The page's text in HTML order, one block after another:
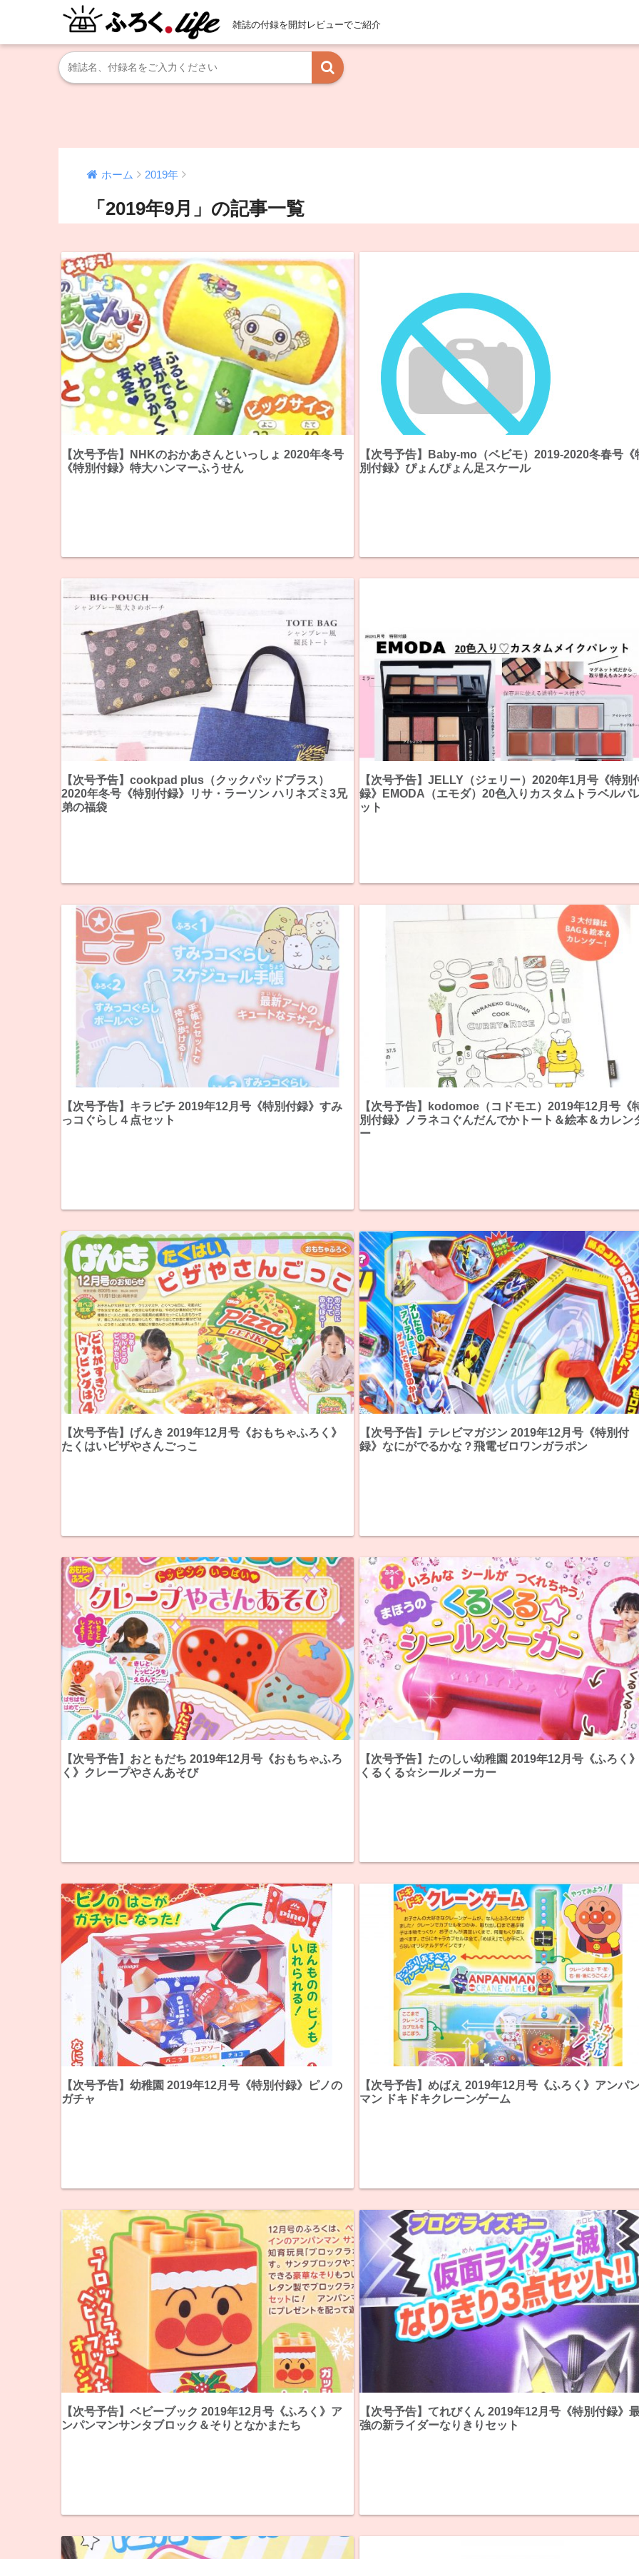
雑誌の付録を開封レビューでご紹介
ホーム 2019年
「2019年9月」の記事一覧
【次号予告】NHKのおかあさんといっしょ 2020年冬号
《特別付録》特大ハンマーふうせん
【次号予告】Baby-mo（ベビモ）2019-2020冬春号《
別付録》ぴょんぴょん足スケール
【次号予告】cookpad plus（クックパッドプラス）
2020年冬号《特別付録》リサ・ラーソン ハリネズミ3兄
弟の福袋
【次号予告】JELLY（ジェリー）2020年1月号《特別
録》EMODA（エモダ）20色入りカスタムトラベルパ
ット
【次号予告】キラピチ 2019年12月号《特別付録》すみ
っコぐらし４点セット
【次号予告】kodomoe（コドモエ）2019年12月号《
別付録》ノラネコぐんだんでかトート＆絵本＆カレン
ー
【次号予告】げんき 2019年12月号《おもちゃふろく》
たくはいピザやさんごっこ
【次号予告】テレビマガジン 2019年12月号《特別付
録》なにがでるかな？飛電ゼロワンガラポン
【次号予告】おともだち 2019年12月号《おもちゃふろ
く》クレープやさんあそび
【次号予告】たのしい幼稚園 2019年12月号《ふろく
くるくる☆シールメーカー
【次号予告】幼稚園 2019年12月号《特別付録》ピノの
ガチャ
【次号予告】めばえ 2019年12月号《ふろく》アンパ
マン ドキドキクレーンゲーム
【次号予告】ベビーブック 2019年12月号《ふろく》ア
ンパンマンサンタブロック＆そりとなかまたち
【次号予告】てれびくん 2019年12月号《特別付録》
強の新ライダーなりきりセット